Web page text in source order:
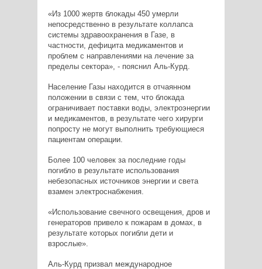
«Из 1000 жертв блокады 450 умерли
непосредственно в результате коллапса
системы здравоохранения в Газе, в
частности, дефицита медикаментов и
проблем с направлениями на лечение за
пределы сектора», - пояснил Аль-Курд.
Население Газы находится в отчаянном
положении в связи с тем, что блокада
ограничивает поставки воды, электроэнергии
и медикаментов, в результате чего хирурги
попросту не могут выполнить требующиеся
пациентам операции.
Более 100 человек за последние годы
погибло в результате использования
небезопасных источников энергии и света
взамен электроснабжения.
«Использование свечного освещения, дров и
генераторов привело к пожарам в домах, в
результате которых погибли дети и
взрослые».
Аль-Курд призвал международное